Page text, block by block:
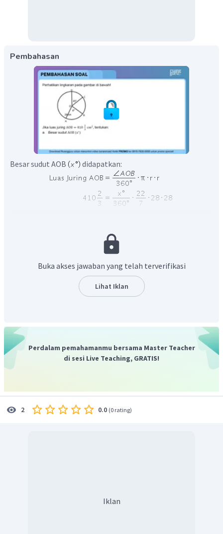
Pembahasan
Besar sudut AOB didapatkan:
Dengan demikian, besar sudut AOB adalah
Buka akses jawaban yang telah terverifikasi
Lihat Iklan
Perdalam pemahamanmu bersama Master Teacher
di sesi Live Teaching, GRATIS!
2 0.0 (0 rating)
Iklan